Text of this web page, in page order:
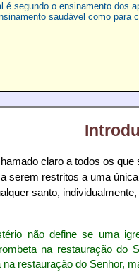
é segundo o ensinamento dos
saudável como para
claro a todos os
serem restritos a uma
santo,
não define se uma
na restauração do
restauração do Senhor,